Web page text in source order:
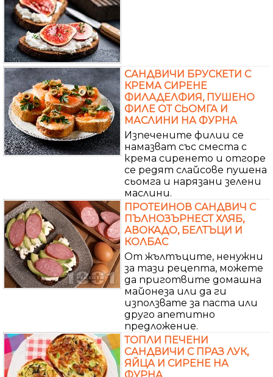
САНДВИЧИ БРУСКЕТИ С
КРЕМА СИРЕНЕ
ФИЛАДЕЛФИЯ, ПУШЕНО
ФИЛЕ ОТ СЬОМГА И
МАСЛИНИ НА ФУРНА
Изпечените филии се
намазват със сместа с
крема сиренето и отгоре
се редят слайсове пушена
сьомга и нарязани зелени
маслини.
ПРОТЕИНОВ САНДВИЧ С
ПЪЛНОЗЪРНЕСТ ХЛЯБ,
АВОКАДО, БЕЛТЪЦИ И
КОЛБАС
От жълтъците, ненужни
за тази рецепта, можете
да приготвите домашна
майонеза или да ги
използвате за паста или
друго апетитно
предложение.
ТОПЛИ ПЕЧЕНИ
САНДВИЧИ С ПРАЗ ЛУК,
ЯЙЦА И СИРЕНЕ НА
ФУРНА